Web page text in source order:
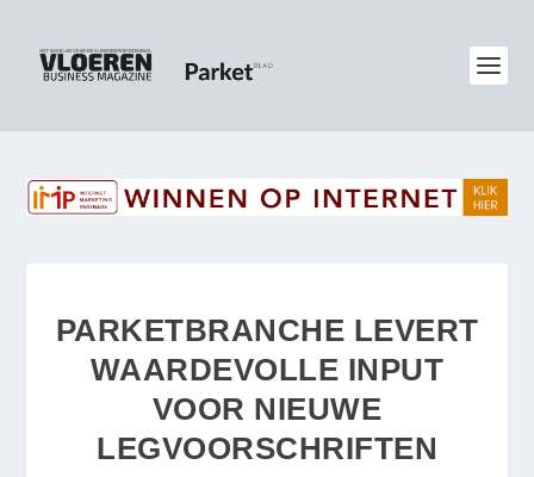
PARKETBRANCHE LEVERT
WAARDEVOLLE INPUT
VOOR NIEUWE
LEGVOORSCHRIFTEN